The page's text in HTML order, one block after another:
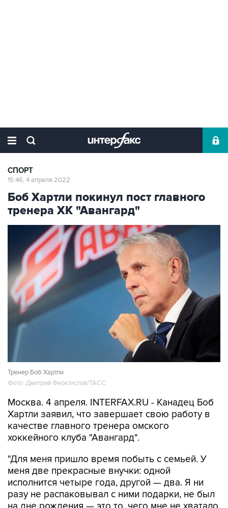
СПОРТ
15:46, 4 апреля 2022
Боб Хартли покинул пост главного
тренера ХК "Авангард"
Тренер Боб Хартли
Фото: Дмитрий Феоктистов/ТАСС
Москва. 4 апреля. INTERFAX.RU - Канадец Боб
Хартли заявил, что завершает свою работу в
качестве главного тренера омского
хоккейного клуба "Авангард".
"Для меня пришло время побыть с семьей. У
меня две прекрасные внучки: одной
исполнится четыре года, другой — два. Я ни
разу не распаковывал с ними подарки, не был